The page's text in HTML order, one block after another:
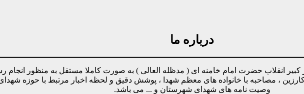
درباره ما
پیروی از دستورات رهبر کبیر انقلاب حضرت امام خامنه ای ( مدظله العالی ) به صورت کاملا مستقل به
، مصاحبه با خانواده های معظم شهدا ، پوشش دقیق و لحظه اخبار مرتبط با حوزه
وصیت نامه های شهدای شهرستان و ... می باشد.